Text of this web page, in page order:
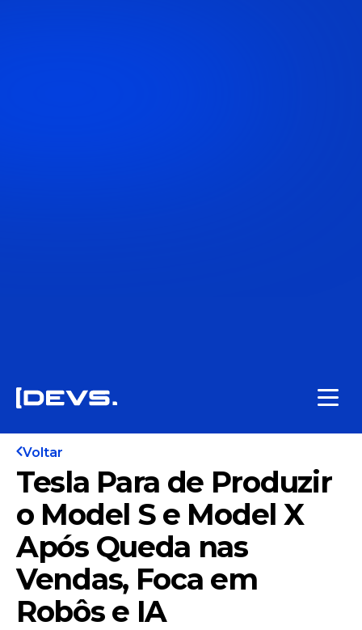
Voltar
Tesla Para de Produzir
o Model S e Model X
Após Queda nas
Vendas, Foca em
Robôs e IA